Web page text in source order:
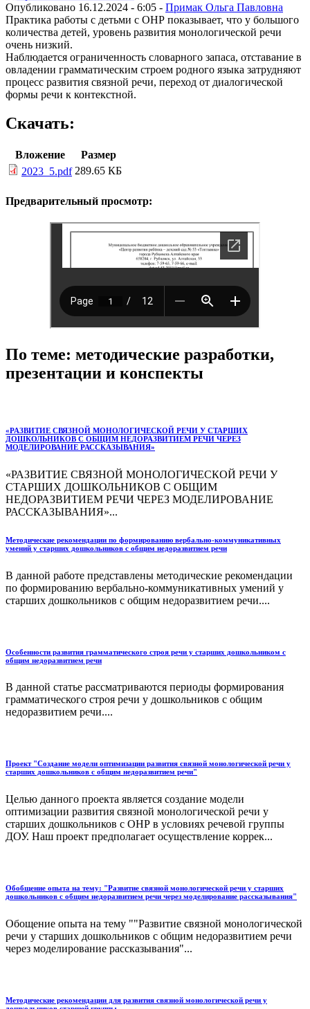
Опубликовано 16.12.2024 - 6:05 - Примак Ольга Павловна
Практика работы с детьми с ОНР показывает, что у большого
количества детей, уровень развития монологической речи
очень низкий.
Наблюдается ограниченность словарного запаса, отставание в
овладении грамматическим строем родного языка затрудняют
процесс развития связной речи, переход от диалогической
формы речи к контекстной.
Скачать:
Вложение
Размер
2023_5.pdf 289.65 КБ
Предварительный просмотр:
По теме: методические разработки,
презентации и конспекты
«РАЗВИТИЕ СВЯЗНОЙ МОНОЛОГИЧЕСКОЙ РЕЧИ У СТАРШИХ
ДОШКОЛЬНИКОВ С ОБЩИМ НЕДОРАЗВИТИЕМ РЕЧИ ЧЕРЕЗ
МОДЕЛИРОВАНИЕ РАССКАЗЫВАНИЯ»
«РАЗВИТИЕ СВЯЗНОЙ МОНОЛОГИЧЕСКОЙ РЕЧИ У
СТАРШИХ ДОШКОЛЬНИКОВ С ОБЩИМ
НЕДОРАЗВИТИЕМ РЕЧИ ЧЕРЕЗ МОДЕЛИРОВАНИЕ
РАССКАЗЫВАНИЯ»...
Методические рекомендации по формированию вербально-коммуникативных
умений у старших дошкольников с общим недоразвитием речи
В данной работе представлены методические рекомендации
по формированию вербально-коммуникативных умений у
старших дошкольников с общим недоразвитием речи....
Особенности развития грамматического строя речи у старших дошкольником с
общим недоразвитием речи
В данной статье рассматриваются периоды формирования
грамматического строя речи у дошкольников с общим
недоразвитием речи....
Проект "Создание модели оптимизации развития связной монологической речи у
старших дошкольников с общим недоразвитием речи"
Целью данного проекта является создание модели
оптимизации развития связной монологической речи у
старших дошкольников с ОНР в условиях речевой группы
ДОУ. Наш проект предполагает осуществление коррек...
Обобщение опыта на тему: "Развитие связной монологической речи у старших
дошкольников с общим недоразвитием речи через моделирование рассказывания"
Обощение опыта на тему ""Развитие связной монологической
речи у старших дошкольников с общим недоразвитием речи
через моделирование рассказывания"...
Методические рекомендации для развития связной монологической речи у